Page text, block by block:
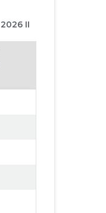
2026 II